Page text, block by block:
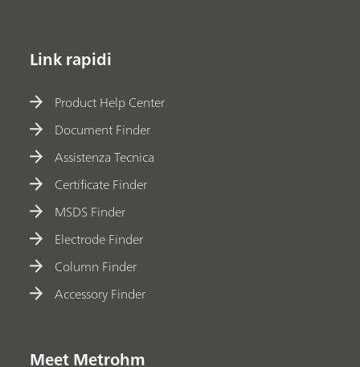
Link rapidi
Product Help Center
Document Finder
Assistenza Tecnica
Certificate Finder
MSDS Finder
Electrode Finder
Column Finder
Accessory Finder
Meet Metrohm